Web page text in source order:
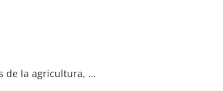
de la agricultura, …